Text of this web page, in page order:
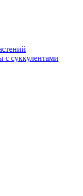
с суккулентами